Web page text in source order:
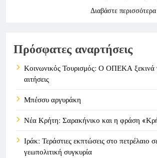
Διαβάστε περισσότερα
Πρόσφατες αναρτήσεις
Κοινωνικός Τουρισμός: Ο ΟΠΕΚΑ ξεκινά
αιτήσεις
Μπέσσυ αργυράκη
Νέα Κρήτη: Σαρακήνικο και η φράση
Ιράκ: Τεράστιες εκπτώσεις στο πετρέλαιο
γεωπολιτική συγκυρία